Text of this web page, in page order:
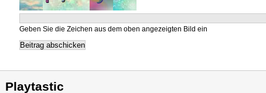
Geben Sie die Zeichen aus dem oben angezeigten Bild ein
Playtastic